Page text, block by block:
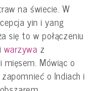
na świecie. W
yin i yang
się to w połączeniu
i warzywa z
i mięsem. Mówiąc o
o Indiach i